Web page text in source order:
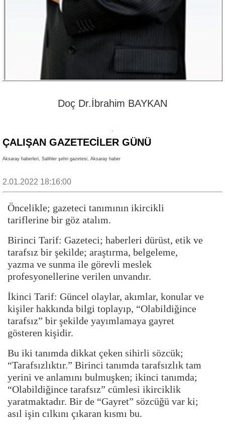
Doç Dr.İbrahim BAYKAN
ÇALIŞAN GAZETECİLER GÜNÜ
Aksaray haberleri, Salihler şehri gazetesi, Aksaray haber
2.01.2022 18:16:00
Öncelikle; gazeteci tanımının ikircikli
tariflerine bir göz atalım.
Birinci Tarif: Gazeteci; haberleri dürüst, etik ve
tarafsız bir şekilde; araştırma, belgeleme,
yazma ve sunma ile görevli meslek
profesyonellerine verilen unvandır.
İkinci Tarif: Güncel olaylar, akımlar, konular ve
kişiler hakkında bilgi toplayıp, “Olabildiğince
tarafsız” bir şekilde yayımlamaya gayret
gösteren kişidir.
Bu iki tanımda dikkat çeken sihirli sözcük;
“Tarafsızlıktır.” Birinci tanımda tarafsızlık tam
yerini ve anlamını bulmuşken; ikinci tanımda;
“Olabildiğince tarafsız” cümlesi ikirciklik
yaratmaktadır. Bir de “Gayret” sözcüğü var ki;
asıl işin cılkını çıkaran kısmı bu.